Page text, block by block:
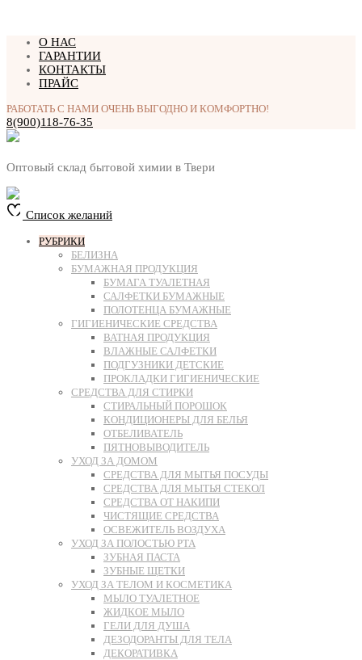
Перейти
содержимому
О НАС
ГАРАНТИИ
КОНТАКТЫ
ПРАЙС
РАБОТАТЬ С НАМИ ОЧЕНЬ ВЫГОДНО И КОМФОРТНО!
8(900)118-76-35
Оптовый склад бытовой химии в Твери
Список желаний
РУБРИКИ
БЕЛИЗНА
БУМАЖНАЯ ПРОДУКЦИЯ
БУМАГА ТУАЛЕТНАЯ
САЛФЕТКИ БУМАЖНЫЕ
ПОЛОТЕНЦА БУМАЖНЫЕ
ГИГИЕНИЧЕСКИЕ СРЕДСТВА
ВАТНАЯ ПРОДУКЦИЯ
ВЛАЖНЫЕ САЛФЕТКИ
ПОДГУЗНИКИ ДЕТСКИЕ
ПРОКЛАДКИ ГИГИЕНИЧЕСКИЕ
СРЕДСТВА ДЛЯ СТИРКИ
СТИРАЛЬНЫЙ ПОРОШОК
КОНДИЦИОНЕРЫ ДЛЯ БЕЛЬЯ
ОТБЕЛИВАТЕЛЬ
ПЯТНОВЫВОДИТЕЛЬ
УХОД ЗА ДОМОМ
СРЕДСТВА ДЛЯ МЫТЬЯ ПОСУДЫ
СРЕДСТВА ДЛЯ МЫТЬЯ СТЕКОЛ
СРЕДСТВА ОТ НАКИПИ
ЧИСТЯЩИЕ СРЕДСТВА
ОСВЕЖИТЕЛЬ ВОЗДУХА
УХОД ЗА ПОЛОСТЬЮ РТА
ЗУБНАЯ ПАСТА
ЗУБНЫЕ ЩЕТКИ
УХОД ЗА ТЕЛОМ И КОСМЕТИКА
МЫЛО ТУАЛЕТНОЕ
ЖИДКОЕ МЫЛО
ГЕЛИ ДЛЯ ДУША
ДЕЗОДОРАНТЫ ДЛЯ ТЕЛА
ДЕКОРАТИВКА